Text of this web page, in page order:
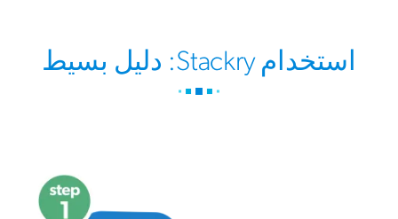
استخدام Stackry: دليل بسيط